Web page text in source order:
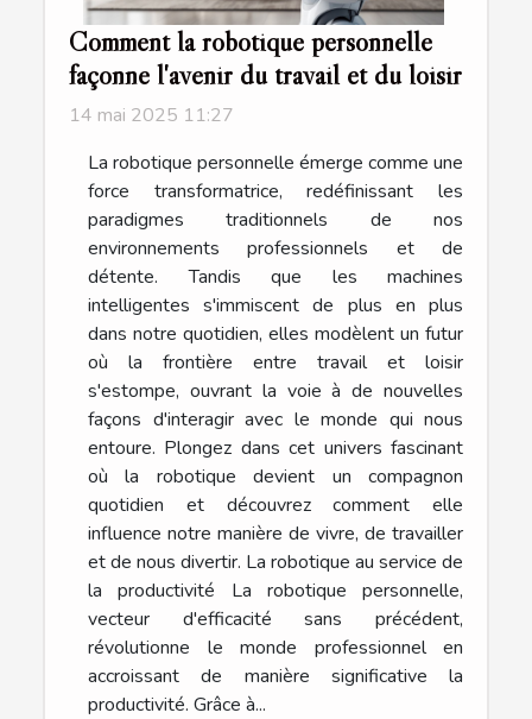
Comment la robotique personnelle
façonne l'avenir du travail et du loisir
14 mai 2025 11:27
La robotique personnelle émerge comme une
force transformatrice, redéfinissant les
paradigmes traditionnels de nos
environnements professionnels et de
détente. Tandis que les machines
intelligentes s'immiscent de plus en plus
dans notre quotidien, elles modèlent un futur
où la frontière entre travail et loisir
s'estompe, ouvrant la voie à de nouvelles
façons d'interagir avec le monde qui nous
entoure. Plongez dans cet univers fascinant
où la robotique devient un compagnon
quotidien et découvrez comment elle
influence notre manière de vivre, de travailler
et de nous divertir. La robotique au service de
la productivité La robotique personnelle,
vecteur d'efficacité sans précédent,
révolutionne le monde professionnel en
accroissant de manière significative la
productivité. Grâce à...